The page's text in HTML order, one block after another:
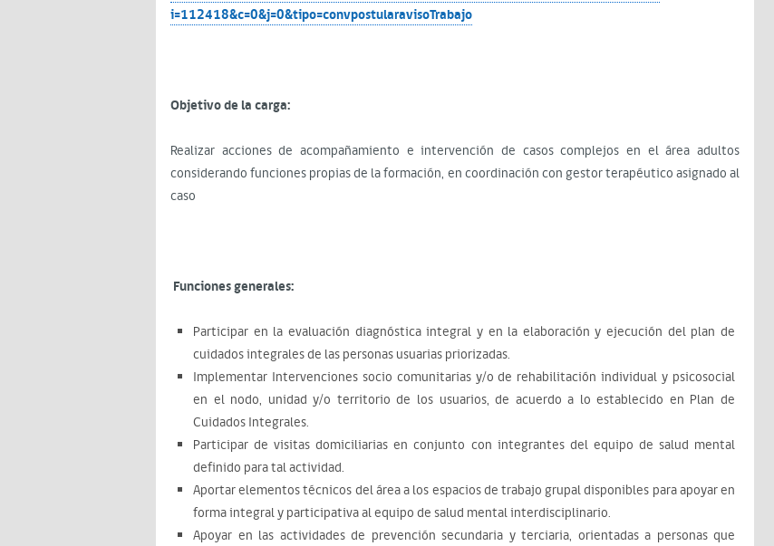
i=112418&c=0&j=0&tipo=convpostularavisoTrabajo
Objetivo de la carga:
Realizar acciones de acompañamiento e intervención de casos complejos en el área adultos
considerando funciones propias de la formación, en coordinación con gestor terapéutico asignado al
caso
Funciones generales:
Participar en la evaluación diagnóstica integral y en la elaboración y ejecución del plan de
cuidados integrales de las personas usuarias priorizadas.
Implementar Intervenciones socio comunitarias y/o de rehabilitación individual y psicosocial
en el nodo, unidad y/o territorio de los usuarios, de acuerdo a lo establecido en Plan de
Cuidados Integrales.
Participar de visitas domiciliarias en conjunto con integrantes del equipo de salud mental
definido para tal actividad.
Aportar elementos técnicos del área a los espacios de trabajo grupal disponibles para apoyar en
forma integral y participativa al equipo de salud mental interdisciplinario.
Apoyar en las actividades de prevención secundaria y terciaria, orientadas a personas que